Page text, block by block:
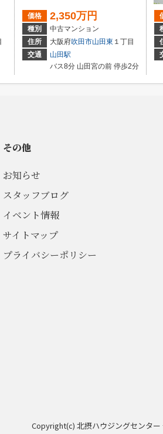
価格 2,350万円
種別
中古マンション
住所
大阪府吹田市山田東 １丁目
交通
山田駅
バス8分 山田宮の前 停歩2分
その他
お知らせ
スタッフブログ
イベント情報
サイトマップ
プライバシーポリシー
Copyright(c) 北摂ハウジングセンタ